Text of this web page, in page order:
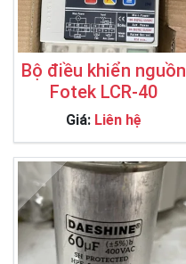
Bộ điều khiển nguồn
Fotek LCR-40
Giá: Liên hệ